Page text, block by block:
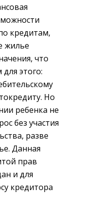
кредитам,
жилье
что
этого:
Но
ребенка не
без участия
разве
Данная
прав
и для
кредитора